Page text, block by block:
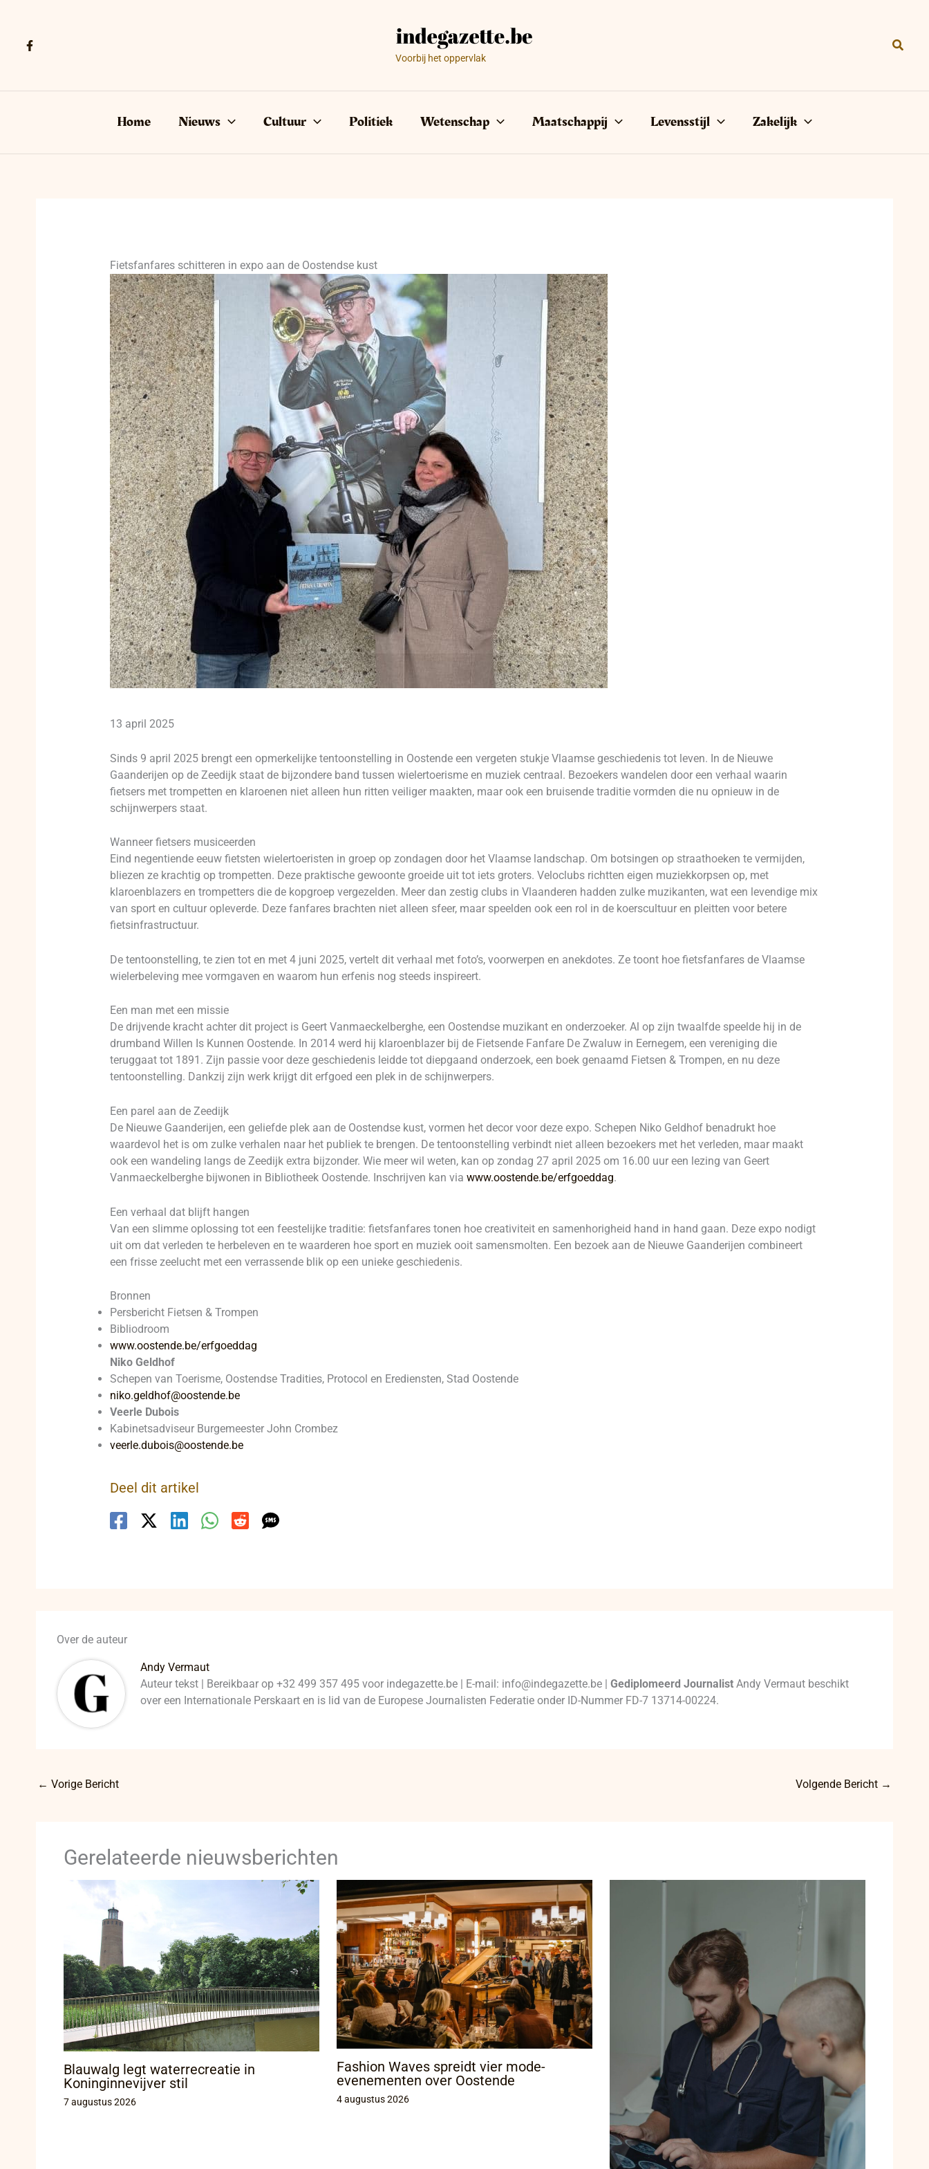
Voorbij het oppervlak
Home Nieuws Cultuur Politiek Wetenschap Maatschappij Levensstijl Zakelijk
Fietsfanfares schitteren in expo aan de Oostendse kust
13 april 2025
Sinds 9 april 2025 brengt een opmerkelijke tentoonstelling in Oostende een vergeten stukje Vlaamse geschiedenis tot leven. In de Nieuwe
Gaanderijen op de Zeedijk staat de bijzondere band tussen wielertoerisme en muziek centraal. Bezoekers wandelen door een verhaal waarin
fietsers met trompetten en klaroenen niet alleen hun ritten veiliger maakten, maar ook een bruisende traditie vormden die nu opnieuw in de
schijnwerpers staat.
Wanneer fietsers musiceerden
Eind negentiende eeuw fietsten wielertoeristen in groep op zondagen door het Vlaamse landschap. Om botsingen op straathoeken te vermijden,
bliezen ze krachtig op trompetten. Deze praktische gewoonte groeide uit tot iets groters. Veloclubs richtten eigen muziekkorpsen op, met
klaroenblazers en trompetters die de kopgroep vergezelden. Meer dan zestig clubs in Vlaanderen hadden zulke muzikanten, wat een levendige mix
van sport en cultuur opleverde. Deze fanfares brachten niet alleen sfeer, maar speelden ook een rol in de koerscultuur en pleitten voor betere
fietsinfrastructuur.
De tentoonstelling, te zien tot en met 4 juni 2025, vertelt dit verhaal met foto’s, voorwerpen en anekdotes. Ze toont hoe fietsfanfares de Vlaamse
wielerbeleving mee vormgaven en waarom hun erfenis nog steeds inspireert.
Een man met een missie
De drijvende kracht achter dit project is Geert Vanmaeckelberghe, een Oostendse muzikant en onderzoeker. Al op zijn twaalfde speelde hij in de
drumband Willen Is Kunnen Oostende. In 2014 werd hij klaroenblazer bij de Fietsende Fanfare De Zwaluw in Eernegem, een vereniging die
teruggaat tot 1891. Zijn passie voor deze geschiedenis leidde tot diepgaand onderzoek, een boek genaamd Fietsen & Trompen, en nu deze
tentoonstelling. Dankzij zijn werk krijgt dit erfgoed een plek in de schijnwerpers.
Een parel aan de Zeedijk
De Nieuwe Gaanderijen, een geliefde plek aan de Oostendse kust, vormen het decor voor deze expo. Schepen Niko Geldhof benadrukt hoe
waardevol het is om zulke verhalen naar het publiek te brengen. De tentoonstelling verbindt niet alleen bezoekers met het verleden, maar maakt
ook een wandeling langs de Zeedijk extra bijzonder. Wie meer wil weten, kan op zondag 27 april 2025 om 16.00 uur een lezing van Geert
Vanmaeckelberghe bijwonen in Bibliotheek Oostende. Inschrijven kan via www.oostende.be/erfgoeddag.
Een verhaal dat blijft hangen
Van een slimme oplossing tot een feestelijke traditie: fietsfanfares tonen hoe creativiteit en samenhorigheid hand in hand gaan. Deze expo nodigt
uit om dat verleden te herbeleven en te waarderen hoe sport en muziek ooit samensmolten. Een bezoek aan de Nieuwe Gaanderijen combineert
een frisse zeelucht met een verrassende blik op een unieke geschiedenis.
Bronnen
Persbericht Fietsen & Trompen
Bibliodroom
www.oostende.be/erfgoeddag
Niko Geldhof
Schepen van Toerisme, Oostendse Tradities, Protocol en Erediensten, Stad Oostende
niko.geldhof@oostende.be
Veerle Dubois
Kabinetsadviseur Burgemeester John Crombez
veerle.dubois@oostende.be
Deel dit artikel
Over de auteur
Andy Vermaut
Auteur tekst | Bereikbaar op +32 499 357 495 voor indegazette.be | E-mail: info@indegazette.be |Gediplomeerd Journalist Andy Vermaut beschikt
over een Internationale Perskaart en is lid van de Europese Journalisten Federatie onder ID-Nummer FD-7 13714-00224.
← Vorige Bericht Volgende Bericht →
Gerelateerde nieuwsberichten
Blauwalg legt waterrecreatie in
Koninginnevijver stil
7 augustus 2026
Fashion Waves spreidt vier mode-
evenementen over Oostende
4 augustus 2026